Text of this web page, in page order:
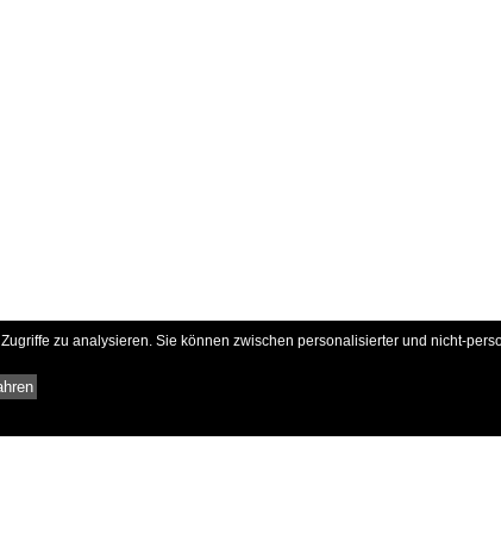
zu analysieren. Sie können zwischen personalisierter und nicht-